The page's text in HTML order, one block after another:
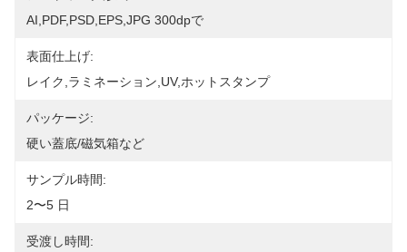
AI,PDF,PSD,EPS,JPG 300dpで
表面仕上げ:
レイク,ラミネーション,UV,ホットスタンプ
パッケージ:
硬い蓋底/磁気箱など
サンプル時間:
2〜5 日
受渡し時間: